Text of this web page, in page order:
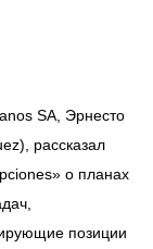
SA, Эрнесто
рассказал
о планах
позиции